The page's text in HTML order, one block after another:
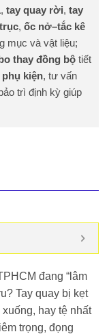
, tay quay rời, tay
, ốc nở–tắc kê
mục và vật liệu;
thay đồng bộ tiết
kiện, tư vấn
trì định kỳ giúp
đang “lâm
Tay quay bị kẹt
hay tệ nhất
trọng, đọng